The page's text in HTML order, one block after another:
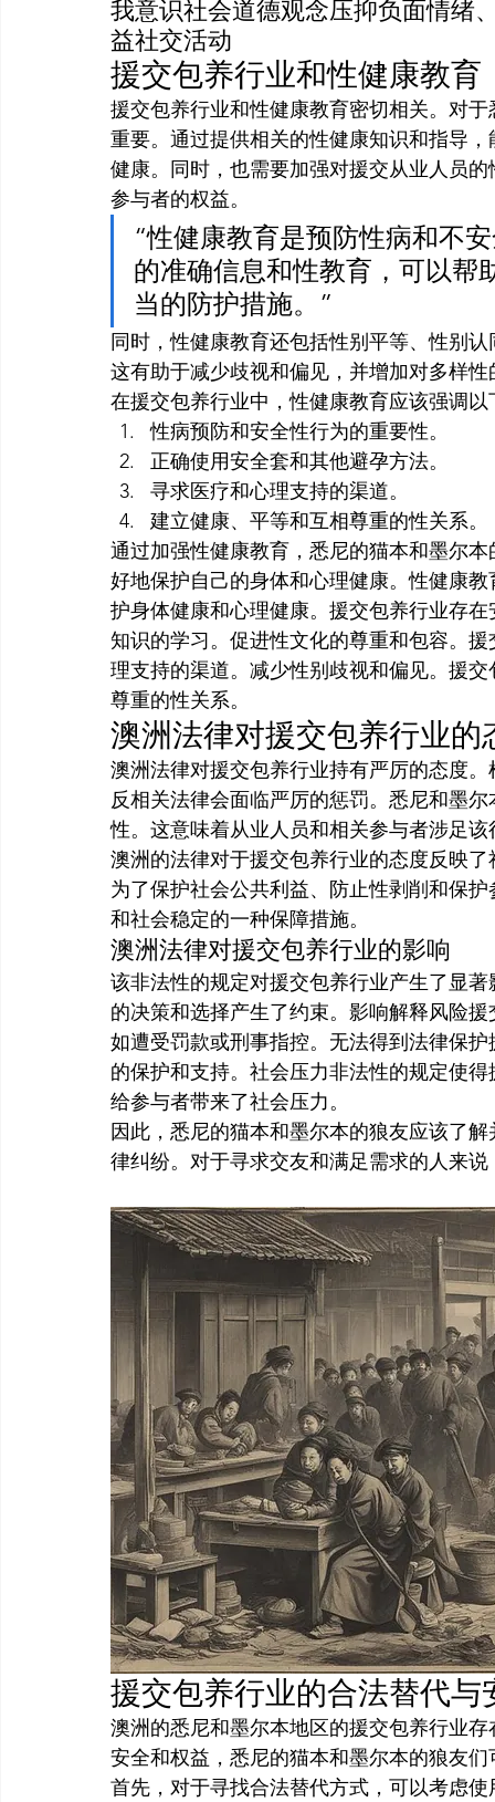
我意识社会道德观念压抑负面情绪
益社交活动
援交包养行业和性健康教育
援交包养行业和性健康教育密切相关。对
重要。通过提供相关的性健康知识和指导
健康。同时，也需要加强对援交从业人员
参与者的权益。
“性健康教育是预防性病和不
的准确信息和性教育，可以帮
当的防护措施。”
同时，性健康教育还包括性别平等、性别
这有助于减少歧视和偏见，并增加对多样
在援交包养行业中，性健康教育应该强调
性病预防和安全性行为的重要性。
正确使用安全套和其他避孕方法。
寻求医疗和心理支持的渠道。
建立健康、平等和互相尊重的性关系。
通过加强性健康教育，悉尼的猫本和墨尔
好地保护自己的身体和心理健康。性健康
护身体健康和心理健康。援交包养行业存
知识的学习。促进性文化的尊重和包容。
理支持的渠道。减少性别歧视和偏见。援
尊重的性关系。
澳洲法律对援交包养行业的
澳洲法律对援交包养行业持有严厉的态度
反相关法律会面临严厉的惩罚。悉尼和墨
性。这意味着从业人员和相关参与者涉足
澳洲的法律对于援交包养行业的态度反映
为了保护社会公共利益、防止性剥削和保
和社会稳定的一种保障措施。
澳洲法律对援交包养行业的影响
该非法性的规定对援交包养行业产生了显
的决策和选择产生了约束。影响解释风险
如遭受罚款或刑事指控。无法得到法律保
的保护和支持。社会压力非法性的规定使
给参与者带来了社会压力。
因此，悉尼的猫本和墨尔本的狼友应该了
律纠纷。对于寻求交友和满足需求的人来
援交包养行业的合法替代与
澳洲的悉尼和墨尔本地区的援交包养行业
安全和权益，悉尼的猫本和墨尔本的狼友
首先，对于寻找合法替代方式，可以考虑